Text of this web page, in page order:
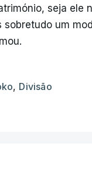
seja ele
sobretudo um
, Divisão